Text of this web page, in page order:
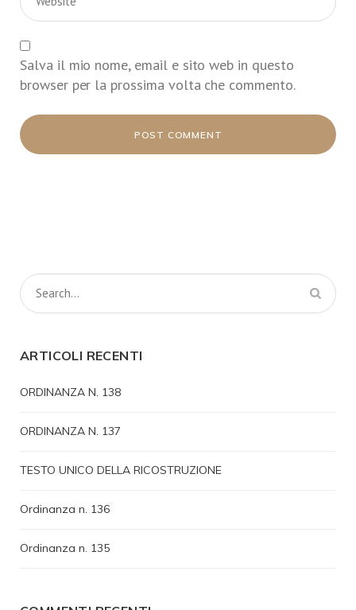
Salva il mio nome, email e sito web in questo
browser per la prossima volta che commento.
ARTICOLI RECENTI
ORDINANZA N. 138
ORDINANZA N. 137
TESTO UNICO DELLA RICOSTRUZIONE
Ordinanza n. 136
Ordinanza n. 135